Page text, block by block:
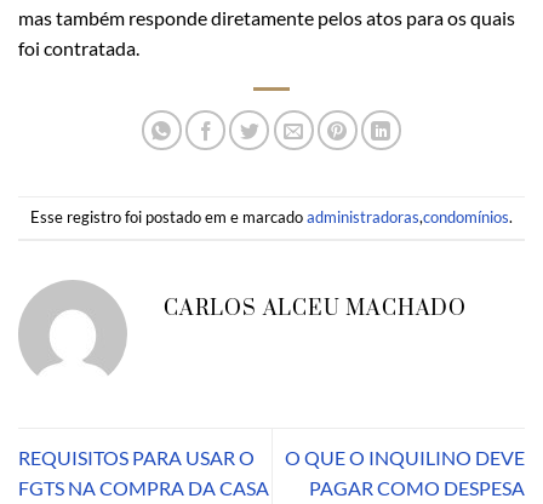
mas também responde diretamente pelos atos para os quais
foi contratada.
Esse registro foi postado em e marcadoadministradoras,condomínios.
CARLOS ALCEU MACHADO
REQUISITOS PARA USAR O
FGTS NA COMPRA DA CASA
O QUE O INQUILINO DEVE
PAGAR COMO DESPESA